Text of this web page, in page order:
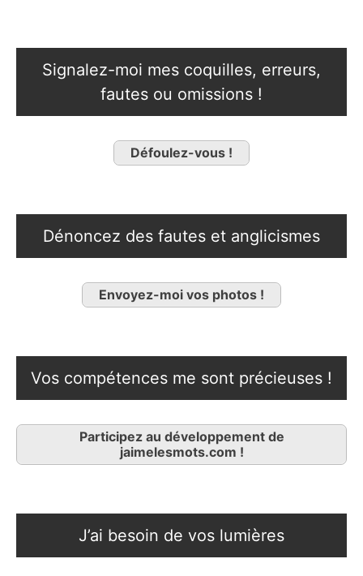
Signalez-moi mes coquilles, erreurs,
fautes ou omissions !
Défoulez-vous !
Dénoncez des fautes et anglicismes
Envoyez-moi vos photos !
Vos compétences me sont précieuses !
Participez au développement de
jaimelesmots.com !
J’ai besoin de vos lumières